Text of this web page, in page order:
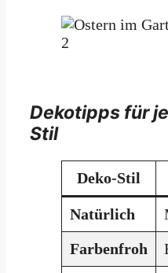
Dekotipps für
Stil
Deko-Stil
Natürlich
Farbenfroh